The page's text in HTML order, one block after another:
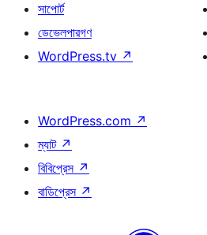
সাপোর্ট
ডেভেলপারগণ
WordPress.tv ↗
WordPress.com ↗
ম্যাট ↗
বিবিপ্রেস ↗
বাডিপ্রেস ↗